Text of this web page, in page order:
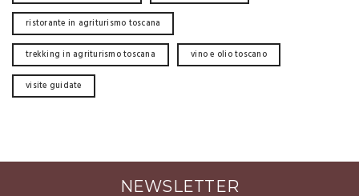
ristorante in agriturismo toscana
trekking in agriturismo toscana vino e olio toscano
visite guidate
NEWSLETTER